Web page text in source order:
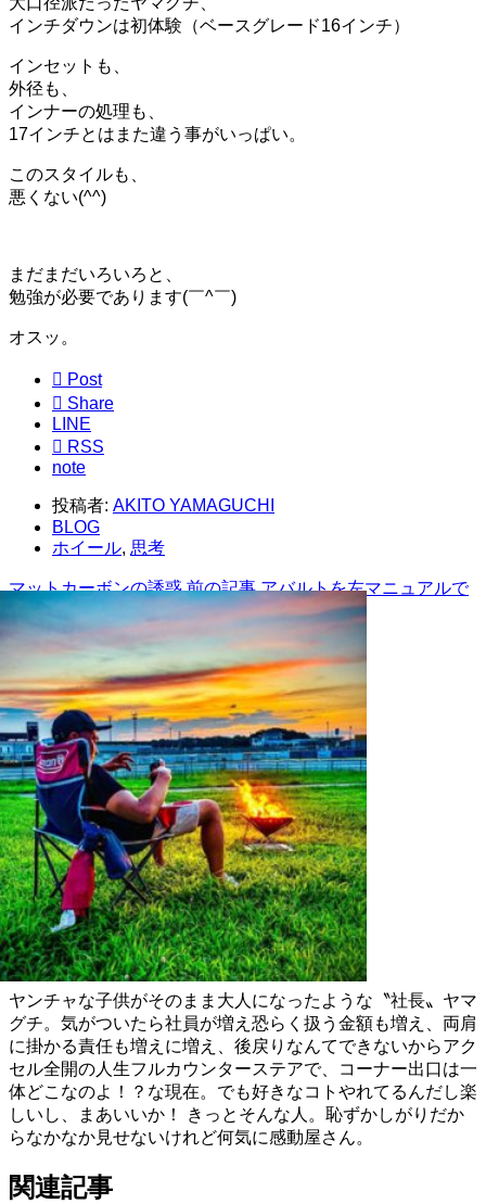
インチダウンは初体験（ベースグレード16インチ）
インセットも、
外径も、
インナーの処理も、
17インチとはまた違う事がいっぱい。
このスタイルも、
悪くない(^^)
まだまだいろいろと、
勉強が必要であります(￣^￣)ゞ
オスッ。
 Post
 Share
LINE
 RSS
note
投稿者: AKITO YAMAGUCHI
BLOG
ホイール, 思考
マットカーボンの誘惑 前の記事 アバルトを左マニュアルで
操る楽しみ 次の記事
AKITO YAMAGUCHI
ヤンチャな子供がそのまま大人になったような〝社長〟ヤマ
グチ。気がついたら社員が増え恐らく扱う金額も増え、両肩
に掛かる責任も増えに増え、後戻りなんてできないからアク
セル全開の人生フルカウンターステアで、コーナー出口は一
体どこなのよ！？な現在。でも好きなコトやれてるんだし楽
しいし、まあいいか！ きっとそんな人。恥ずかしがりだか
らなかなか見せないけれど何気に感動屋さん。
関連記事